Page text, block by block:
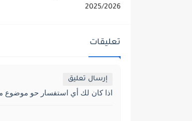
2025/2026
تعليقات
إرسال تعليق
اذا كان لك أي استفسار حو موضوع